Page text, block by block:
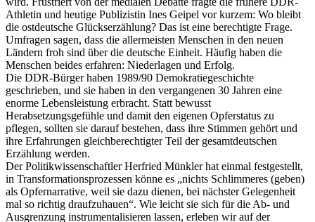
Athletin und heutige Publizistin Ines Geipel vor kurzem: Wo bleibt
die ostdeutsche Glückserzählung? Das ist eine berechtigte Frage.
Umfragen sagen, dass die allermeisten Menschen in den neuen
Ländern froh sind über die deutsche Einheit. Häufig haben die
Menschen beides erfahren: Niederlagen und Erfolg.
Die DDR-Bürger haben 1989/90 Demokratiegeschichte
geschrieben, und sie haben in den vergangenen 30 Jahren eine
enorme Lebensleistung erbracht. Statt bewusst
Herabsetzungsgefühle und damit den eigenen Opferstatus zu
pflegen, sollten sie darauf bestehen, dass ihre Stimmen gehört und
ihre Erfahrungen gleichberechtigter Teil der gesamtdeutschen
Erzählung werden.
Der Politikwissenschaftler Herfried Münkler hat einmal festgestellt,
in Transformationsprozessen könne es „nichts Schlimmeres (geben)
als Opfernarrative, weil sie dazu dienen, bei nächster Gelegenheit
mal so richtig draufzuhauen“. Wie leicht sie sich für die Ab- und
Ausgrenzung instrumentalisieren lassen, erleben wir auf der